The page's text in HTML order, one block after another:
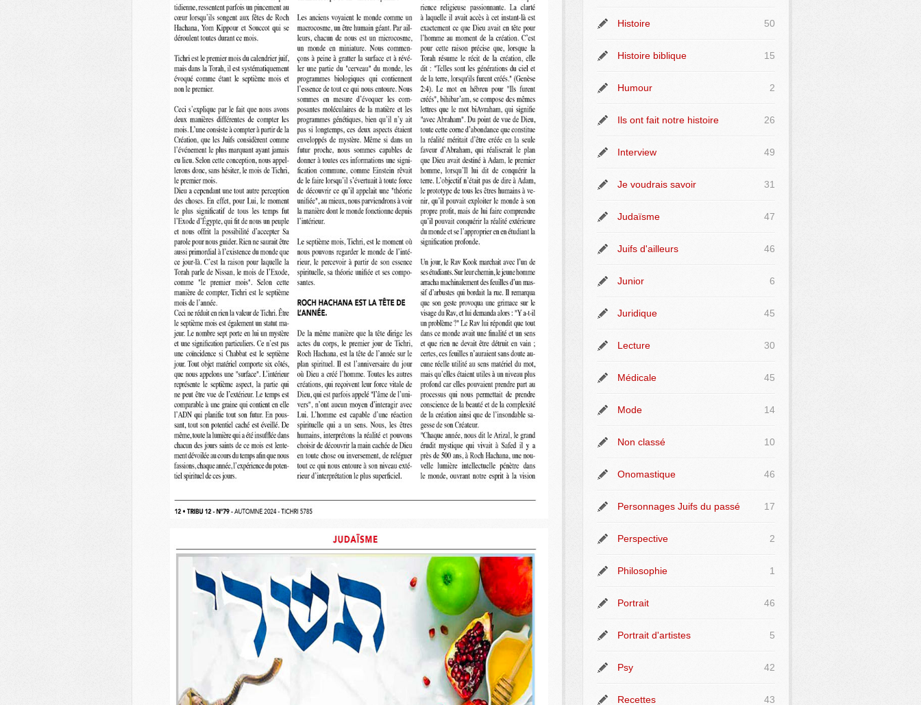
Histoire 50
Histoire biblique 15
Humour 2
Ils ont fait notre histoire 26
Interview 49
Je voudrais savoir 31
Judaïsme 47
Juifs d'ailleurs 46
Junior 6
Juridique 45
Lecture 30
Médicale 45
Mode 14
Non classé 10
Onomastique 46
Personnages Juifs du passé 17
Perspective 2
Philosophie 1
Portrait 46
Portrait d'artistes 5
Psy 42
Recettes 43